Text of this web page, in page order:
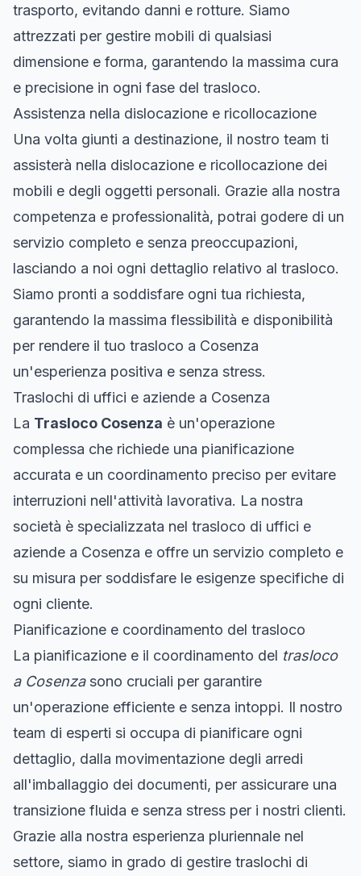
trasporto, evitando danni e rotture. Siamo
attrezzati per gestire mobili di qualsiasi
dimensione e forma, garantendo la massima cura
e precisione in ogni fase del trasloco.
Assistenza nella dislocazione e ricollocazione
Una volta giunti a destinazione, il nostro team ti
assisterà nella dislocazione e ricollocazione dei
mobili e degli oggetti personali. Grazie alla nostra
competenza e professionalità, potrai godere di un
servizio completo e senza preoccupazioni,
lasciando a noi ogni dettaglio relativo al trasloco.
Siamo pronti a soddisfare ogni tua richiesta,
garantendo la massima flessibilità e disponibilità
per rendere il tuo trasloco a Cosenza
un'esperienza positiva e senza stress.
Traslochi di uffici e aziende a Cosenza
La Trasloco Cosenza è un'operazione
complessa che richiede una pianificazione
accurata e un coordinamento preciso per evitare
interruzioni nell'attività lavorativa. La nostra
società è specializzata nel trasloco di uffici e
aziende a Cosenza e offre un servizio completo e
su misura per soddisfare le esigenze specifiche di
ogni cliente.
Pianificazione e coordinamento del trasloco
La pianificazione e il coordinamento del trasloco
a Cosenzasono cruciali per garantire
un'operazione efficiente e senza intoppi. Il nostro
team di esperti si occupa di pianificare ogni
dettaglio, dalla movimentazione degli arredi
all'imballaggio dei documenti, per assicurare una
transizione fluida e senza stress per i nostri clienti.
Grazie alla nostra esperienza pluriennale nel
settore, siamo in grado di gestire traslochi di